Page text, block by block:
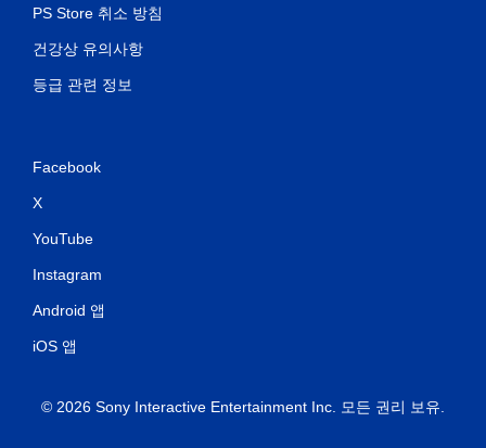
PS Store 취소 방침
건강상 유의사항
등급 관련 정보
Facebook
X
YouTube
Instagram
Android 앱
iOS 앱
© 2026 Sony Interactive Entertainment Inc. 모든 권리 보유.